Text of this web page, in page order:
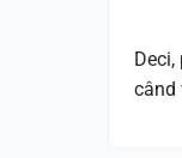
când